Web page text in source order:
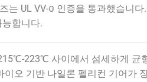
는 UL VV-០ 인증을 통과했습니
합니다.
223℃ 사이에서 섬세하게 균
이오 기반 나일론 펠리컨 기어가